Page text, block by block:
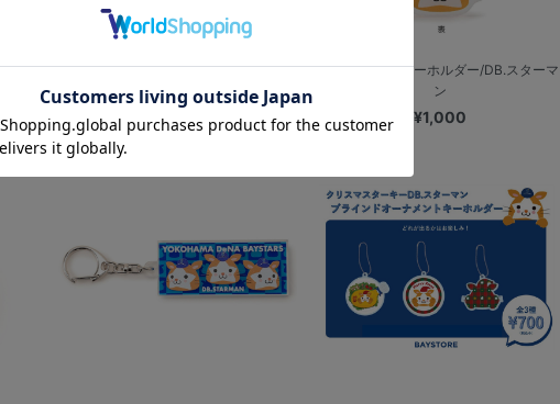
マン
アクリルレイヤーキーホルダー/デカ
顔/...
¥800
極厚アクリルキーホルダー/DB.スターマ
ン
¥1,000